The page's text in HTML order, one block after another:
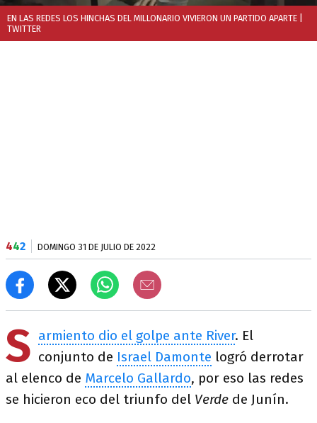
EN LAS REDES LOS HINCHAS DEL MILLONARIO VIVIERON UN PARTIDO APARTE
TWITTER
442 DOMINGO 31 DE JULIO DE 2022
S armiento dio el golpe ante River. El
conjunto de Israel Damonte logró derrotar
al elenco de Marcelo Gallardo, por eso las redes
se hicieron eco del triunfo del Verde de Junín.